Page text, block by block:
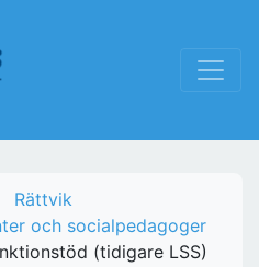
Rättvik
och socialpedagoger
(tidigare LSS)